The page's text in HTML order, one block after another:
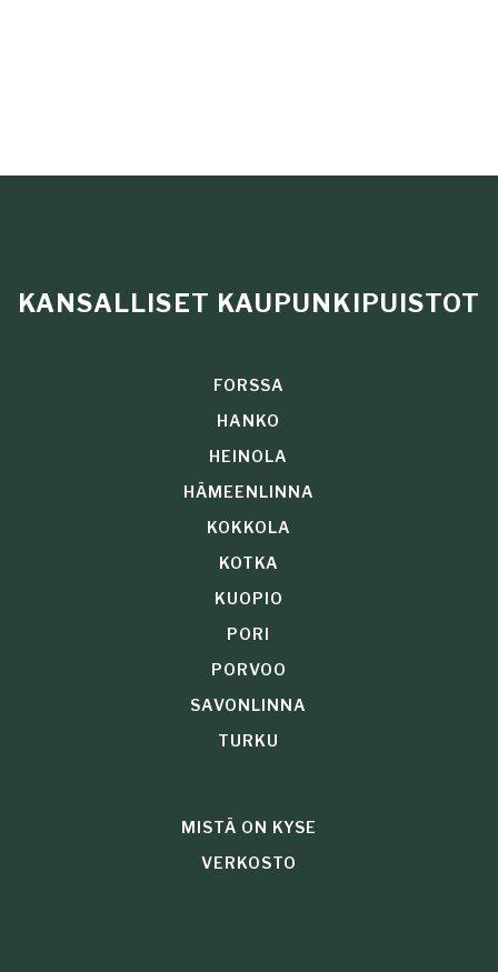
KANSALLISET KAUPUNKIPUISTOT
FORSSA
HANKO
HEINOLA
HÄMEENLINNA
KOKKOLA
KOTKA
KUOPIO
PORI
PORVOO
SAVONLINNA
TURKU
MISTÄ ON KYSE
VERKOSTO